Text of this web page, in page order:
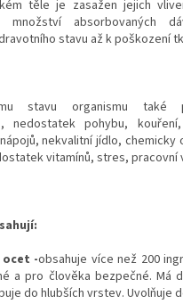
těle je zasažen jejich
množství absorbovaných
stavu až k poškození
stavu organismu také
nedostatek pohybu,
nekvalitní jídlo, chemicky
vitamínů, stres, pracovní
ocet -obsahuje více než 200
a pro člověka bezpečné. Má
do hlubších vrstev. Uvolňuje